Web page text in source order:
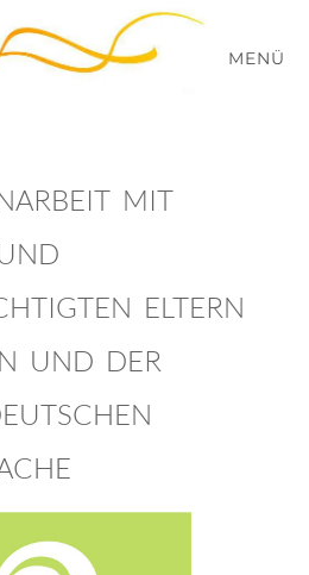
MENÜ
MIT
ELTERN
UND DER